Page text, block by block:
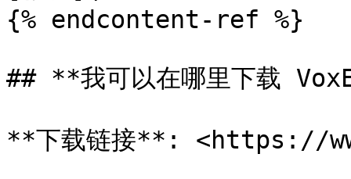
{% endcontent-ref %}
## **我可以在哪里下载
**下载链接**: <https://